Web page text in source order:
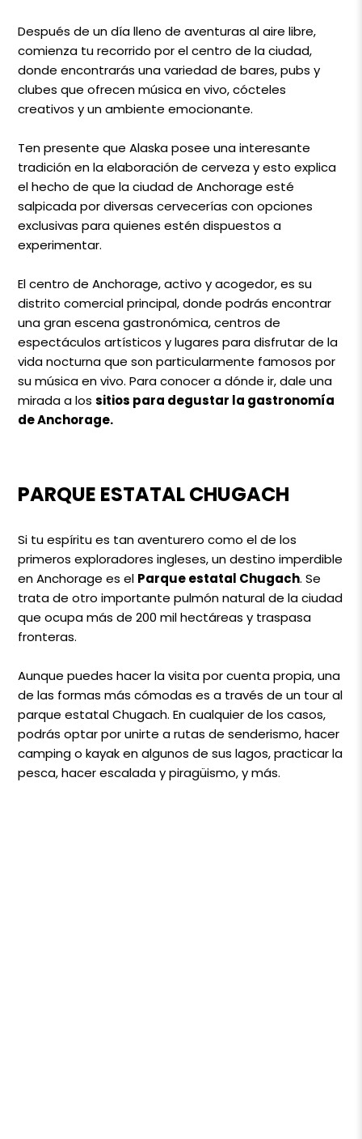
Después de un día lleno de aventuras al aire libre,
comienza tu recorrido por el centro de la ciudad,
donde encontrarás una variedad de bares, pubs y
clubes que ofrecen música en vivo, cócteles
creativos y un ambiente emocionante.
Ten presente que Alaska posee una interesante
tradición en la elaboración de cerveza y esto explica
el hecho de que la ciudad de Anchorage esté
salpicada por diversas cervecerías con opciones
exclusivas para quienes estén dispuestos a
experimentar.
El centro de Anchorage, activo y acogedor, es su
distrito comercial principal, donde podrás encontrar
una gran escena gastronómica, centros de
espectáculos artísticos y lugares para disfrutar de la
vida nocturna que son particularmente famosos por
su música en vivo. Para conocer a dónde ir, dale una
mirada a lossitios para degustar la gastronomía
de Anchorage.
PARQUE ESTATAL CHUGACH
Si tu espíritu es tan aventurero como el de los
primeros exploradores ingleses, un destino imperdible
en Anchorage es el Parque estatal Chugach. Se
trata de otro importante pulmón natural de la ciudad
que ocupa más de 200 mil hectáreas y traspasa
fronteras.
Aunque puedes hacer la visita por cuenta propia, una
de las formas más cómodas es a través de un tour al
parque estatal Chugach. En cualquier de los casos,
podrás optar por unirte a rutas de senderismo, hacer
camping o kayak en algunos de sus lagos, practicar la
pesca, hacer escalada y piragüismo, y más.